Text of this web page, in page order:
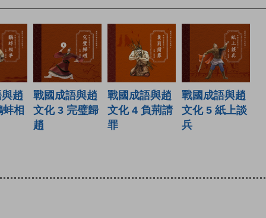
趙
相
戰國成語與趙
文化 3 完璧歸
趙
戰國成語與趙
文化 4 負荊請
罪
戰國成語與趙
文化 5 紙上談
兵